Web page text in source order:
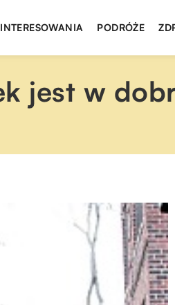
PODRÓŻE
jest w